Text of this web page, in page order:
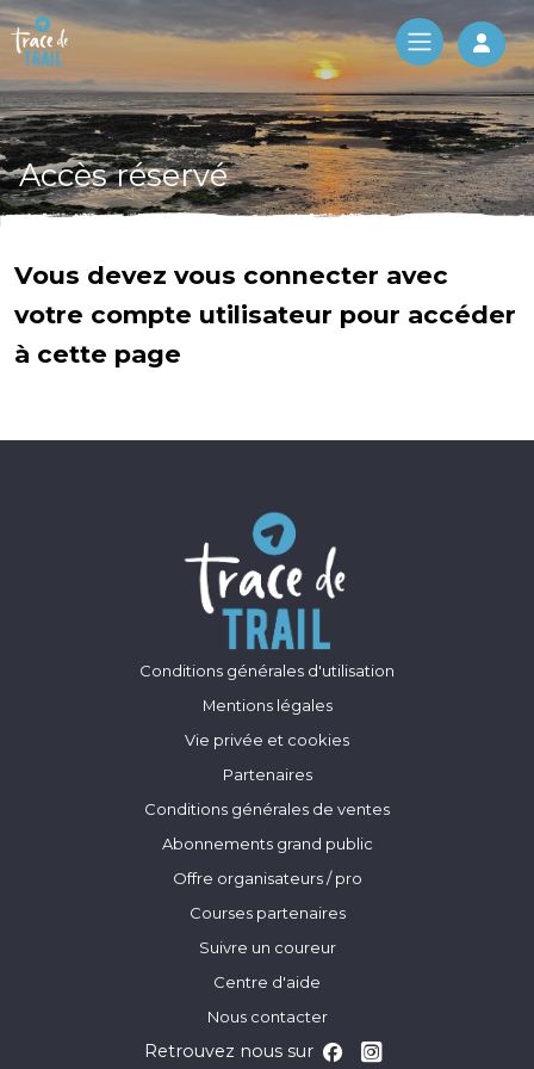
Log
Accès réservé
Vous devez vous connecter avec
votre compte utilisateur pour accéder
à cette page
Conditions générales d'utilisation
Mentions légales
Vie privée et cookies
Partenaires
Conditions générales de ventes
Abonnements grand public
Offre organisateurs / pro
Courses partenaires
Suivre un coureur
Centre d'aide
Nous contacter
Retrouvez nous sur